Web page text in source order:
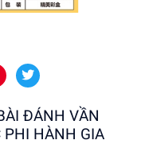
ĐÁNH VẦN
PHI HÀNH GIA